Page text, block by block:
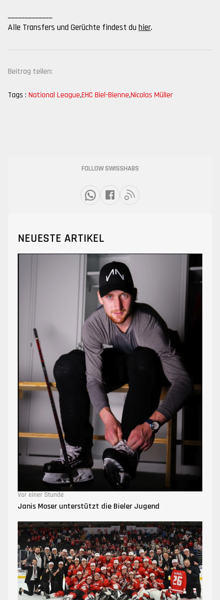
Alle Transfers und Gerüchte findest du hier.
Beitrag teilen:
Tags : National League,EHC Biel-Bienne,Nicolas Müller
FOLLOW SWISSHABS
NEUESTE ARTIKEL
Vor einer Stunde
Janis Moser unterstützt die Bieler Jugend